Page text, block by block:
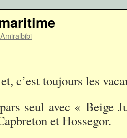
Amiralbibi
c’est toujours les
seul avec « Beige
et Hossegor.